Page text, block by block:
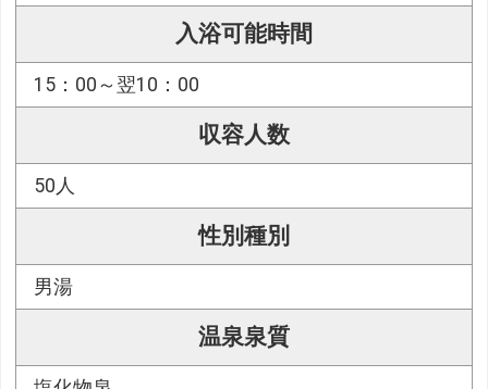
入浴可能時間
15：00～翌10：00
収容人数
50人
性別種別
男湯
温泉泉質